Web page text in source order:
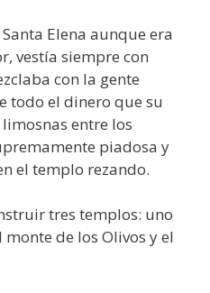
Elena aunque era
vestía siempre con
con la gente
todo el dinero que su
entre los
piadosa y
el templo rezando.
tres templos: uno
de los Olivos y el